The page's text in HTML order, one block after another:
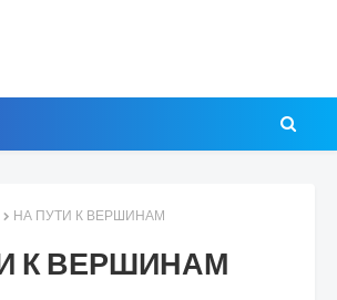
НА ПУТИ К ВЕРШИНАМ
К ВЕРШИНАМ